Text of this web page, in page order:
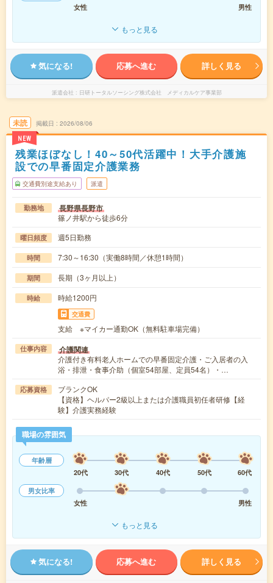
女性
男性
もっと見る
気になる! 応募へ進む 詳しく見る
派遣会社 日研トータルソーシング株式会社 メディカルケア事業部
未読
NEW
掲載日 2026/08/06
残業ほぼなし！40～50代活躍中！大手介護施
設での早番固定介護業務
交通費別途支給あり 派遣
勤務地 長野県長野市
篠ノ井駅から徒歩6分
曜日頻度 週5日勤務
時間 7:30～16:30（実働8時間／休憩1時間）
期間 長期（3ヶ月以上）
時給 時給1200円
交通費
支給 ※マイカー通勤OK（無料駐車場完備）
仕事内容 介護関連
介護付き有料老人ホームでの早番固定介護・ご入居者の入
浴・排泄・食事介助（個室54部屋、定員54名）・…
応募資格
ブランクOK
【資格】ヘルパー2級以上または介護職員初任者研修【経
験】介護実務経験
職場の雰囲気
年齢層
20代
30代 40代 50代
60代
男女比率
女性
男性
もっと見る
気になる! 応募へ進む 詳しく見る